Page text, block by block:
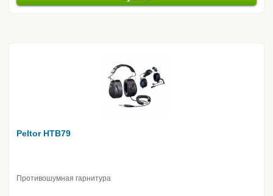
Peltor HTB79
Противошумная гарнитура